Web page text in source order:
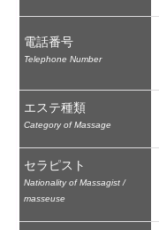
電話番号
Telephone Number
エステ種類
Category of Massage
セラピスト
Nationality of Massagist /
masseuse